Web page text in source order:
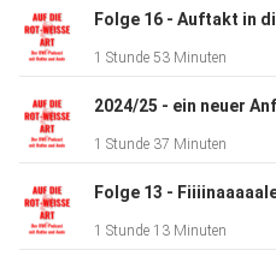
Du möchtest deinen Podcast
damit Geld
Dann schaue auf
dich.
Podcast-Hosting-Angeboten.
Produkt
Folge 16 - Auftakt in
1 Stunde 53 Minuten
2024/25 - ein neuer
1 Stunde 37 Minuten
Folge 13 -
1 Stunde 13 Minuten